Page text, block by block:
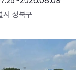
시 성북구